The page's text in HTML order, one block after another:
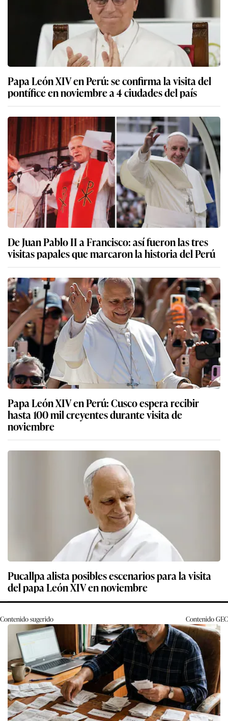
Papa León XIV en Perú: se confirma la visita del
pontífice en noviembre a 4 ciudades del país
De Juan Pablo II a Francisco: así fueron las tres
visitas papales que marcaron la historia del Perú
Papa León XIV en Perú: Cusco espera recibir
hasta 100 mil creyentes durante visita de
noviembre
Pucallpa alista posibles escenarios para la visita
del papa León XIV en noviembre
Contenido sugerido ContenidoGEC